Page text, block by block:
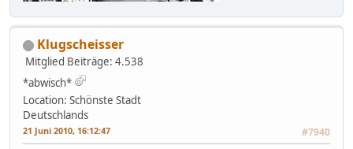
Klugscheisser
Mitglied Beiträge: 4.538
*abwisch*
Location: Schönste Stadt
Deutschlands
21 Juni 2010, 16:12:47 #7940